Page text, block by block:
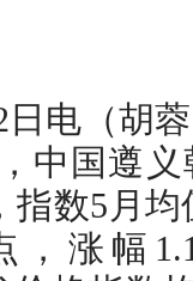
电（胡
中国遵
指数5月
，涨幅